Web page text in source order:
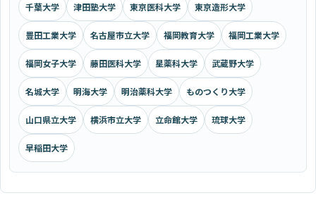
千葉大学 津田塾大学 東京医科大学 東京造形大学
豊田工業大学 名古屋市立大学 福岡教育大学 福岡工業大学
福岡女子大学 藤田医科大学 星薬科大学 武蔵野大学
名城大学 明海大学 明治薬科大学 ものつくり大学
山口県立大学 横浜市立大学 立命館大学 琉球大学
早稲田大学